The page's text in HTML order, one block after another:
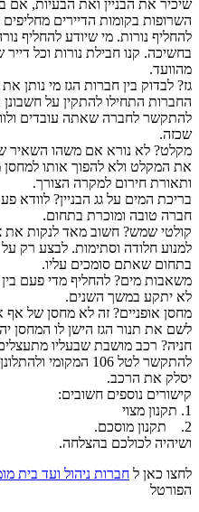
שיכיר את הבניין ואת הבעיות, אם
השרופות בקומות הדיירים
להחליף נורות. מי שיודע להחליף
בחשיכה. קנו חבילת נורות וכל
מהוועד.
גז? לבדוק בין חברות הגז מי נותן
החברות התחילו להתקין על חשבונן
להתקשר לחברה שאתה עובדים
שכזה.
מקלט? לא נורא אם משהו השאיר
את המקלט ולא להפוך אותו למחסן
ותאורת חירום למקרה הצורך.
בריכת המים על גג הבניין? לוודא
חברה טובה ומוכרת בתחום.
קולטי שמש? חשוב מאד לנקות
למנוע חלודה וסתימות. לבצע רק
בתחום שאתם סומכים עליו.
משאבות מים? להחליף מדי פעם
לא יתקע במשך השנים.
מחסן אופניים? זה לא מחסן של
לשם את תנור הגז הישן לו המחסן
חניה? רכב מושבת שבעליו
להתקשר לטל 106
יסלק את הרכב.
קישורים נוספים חשובים:
1. תקנון מצוי
2. תקנון מוסכם.
ושיהיה לכולכם בהצלחה.
לחצו כאן ל חברות ניהול ועד בית
הפורטל